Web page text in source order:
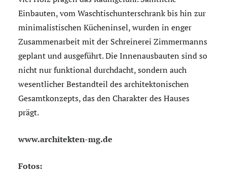
Einbauten, vom Waschtischunterschrank bis hin zur
minimalistischen Kücheninsel, wurden in enger
Zusammenarbeit mit der Schreinerei Zimmermanns
geplant und ausgeführt. Die Innenausbauten sind so
nicht nur funktional durchdacht, sondern auch
wesentlicher Bestandteil des architektonischen
Gesamtkonzepts, das den Charakter des Hauses
prägt.
www.architekten-mg.de
Fotos: